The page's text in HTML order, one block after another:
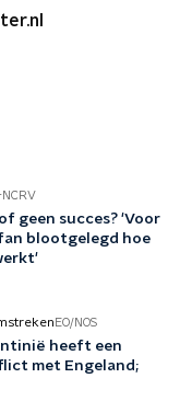
NCRV
geen succes? 'Voor
blootgelegd hoe
EO/NOS
heeft een
met Engeland;